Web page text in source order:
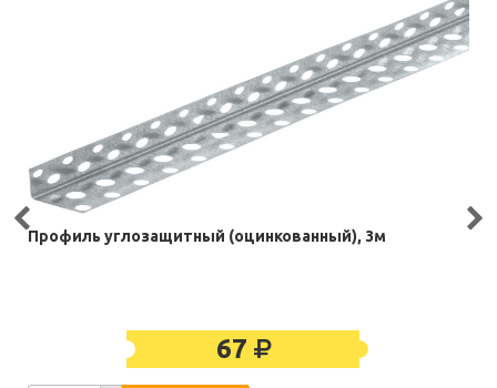
Профиль углозащитный (оцинкованный), 3м
67